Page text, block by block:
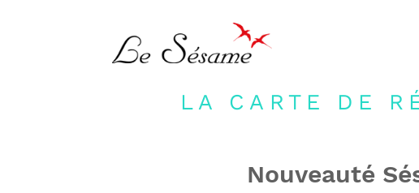
LA CARTE DE
Nouveauté